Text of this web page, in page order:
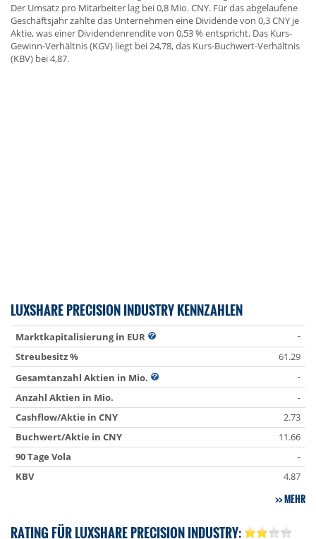
Der Umsatz pro Mitarbeiter lag bei 0,8 Mio. CNY. Für das abgelaufene
Geschäftsjahr zahlte das Unternehmen eine Dividende von 0,3 CNY je
Aktie, was einer Dividendenrendite von 0,53 % entspricht. Das Kurs-
Gewinn-Verhältnis (KGV) liegt bei 24,78, das Kurs-Buchwert-Verhältnis
(KBV) bei 4,87.
LUXSHARE PRECISION INDUSTRY KENNZAHLEN
Marktkapitalisierung in EUR
-
Streubesitz %
61.29
Gesamtanzahl Aktien in Mio.
-
Anzahl Aktien in Mio.
-
Cashflow/Aktie in CNY
2.73
Buchwert/Aktie in CNY
11.66
90 Tage Vola
-
KBV
4.87
MEHR
RATING FÜR LUXSHARE PRECISION INDUSTRY: